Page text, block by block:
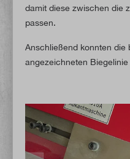
damit diese zwischen die
passen.
Anschließend konnten die
angezeichneten